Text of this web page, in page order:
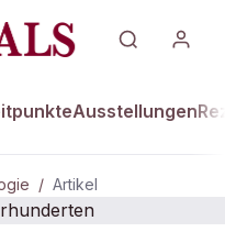
Ausstellungen
/ Artikel